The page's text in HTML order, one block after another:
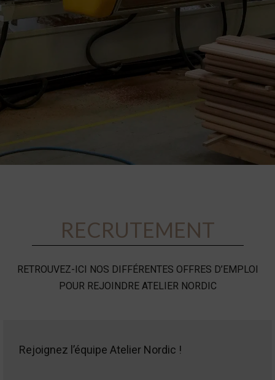
RECRUTEMENT
RETROUVEZ-ICI NOS DIFFÉRENTES OFFRES D’EMPLOI
POUR REJOINDRE ATELIER NORDIC
Rejoignez l’équipe Atelier Nordic !